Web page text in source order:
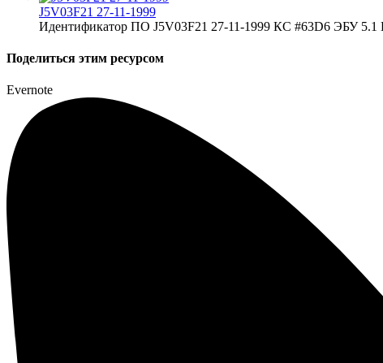
J5V03F21 27-11-1999
Идентификатор ПО J5V03F21 27-11-1999 КС #63D6 ЭБУ 5.1
Поделиться этим ресурсом
Evernote